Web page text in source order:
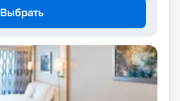
Выбрать